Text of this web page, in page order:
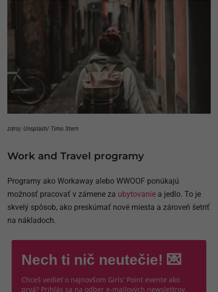
zdroj: Unsplash/ Timo Stern
Work and Travel programy
Programy ako Workaway alebo WWOOF ponúkajú
možnosť pracovať v zámene za ubytovanie a jedlo. To je
skvelý spôsob, ako preskúmať nové miesta a zároveň šetriť
na nákladoch.
Nech ti nič neutečie! 💌
Chceš vedieť o najnovšom Girls' Point evente ako
prvá? Prihlás sa na odber e-mailových newslettrov.